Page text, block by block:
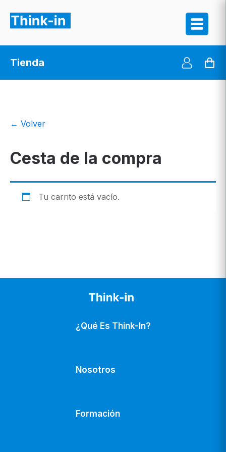
Tienda
← Volver
Cesta de la compra
Tu carrito está vacío.
¿Qué Es Think-In?
Nosotros
Formación